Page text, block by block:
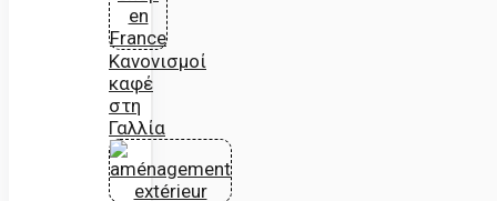
Κανονισμοί
καφέ
στη
Γαλλία